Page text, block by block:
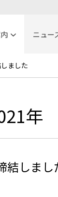
ニュー
ました
年
しまし